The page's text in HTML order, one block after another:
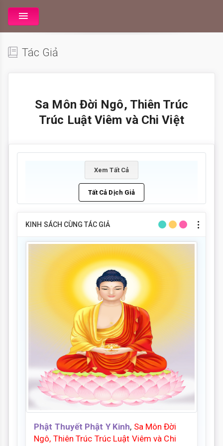
Tác Giả
Sa Môn Đời Ngô, Thiên Trúc
Trúc Luật Viêm và Chi Việt
Xem Tất Cả
Tất Cả Dịch Giả
KINH SÁCH CÙNG TÁC GIẢ
Phật Thuyết Phật Y Kinh, Sa Môn Đời
Ngô, Thiên Trúc Trúc Luật Viêm và Chi